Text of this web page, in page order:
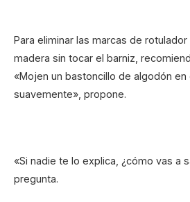
Para eliminar las marcas de
madera sin tocar el barniz,
«Mojen un bastoncillo de algodón en
suavemente», propone.
«Si nadie te lo explica, ¿cómo vas a
pregunta.